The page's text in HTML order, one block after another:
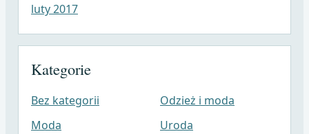
luty 2017
Kategorie
Bez kategorii
Moda
Odzież i moda
Uroda